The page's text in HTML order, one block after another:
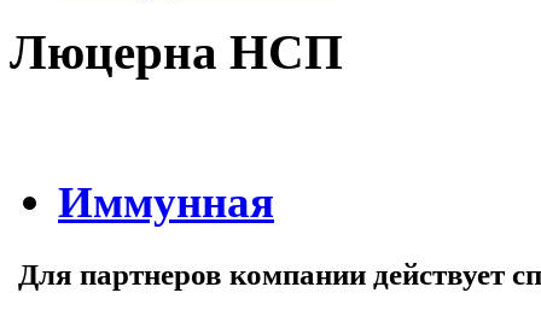
Люцерна НСП
Иммунная
Для партнеров компании действует